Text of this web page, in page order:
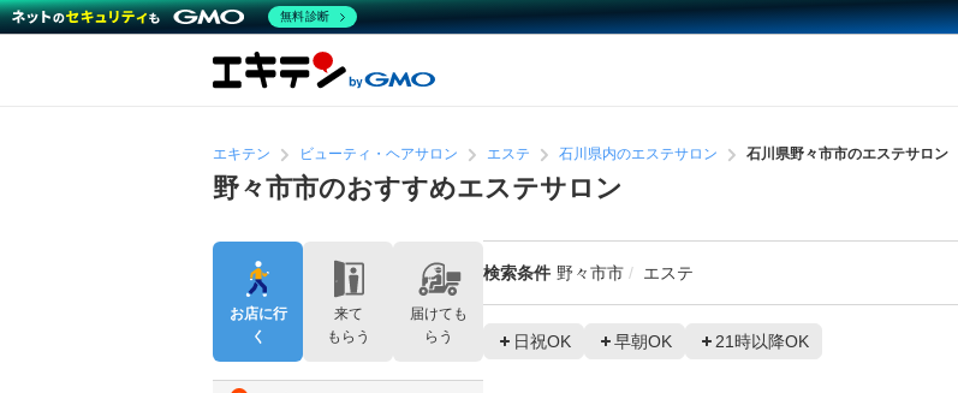
エキテン ビューティ・ヘアサロン エステ 石川県内のエステサロン 石川県野々市市のエステサロン
野々市市のおすすめエステサロン
検索条件 野々市市 エステ
日祝OK 早朝OK 21時以降OK
お店に行
く
来て
もらう
届けても
らう
無料診断